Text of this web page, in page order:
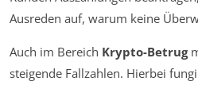
Ausreden auf, warum keine
Auch im Bereich Krypto-Betrug
steigende Fallzahlen. Hierbei